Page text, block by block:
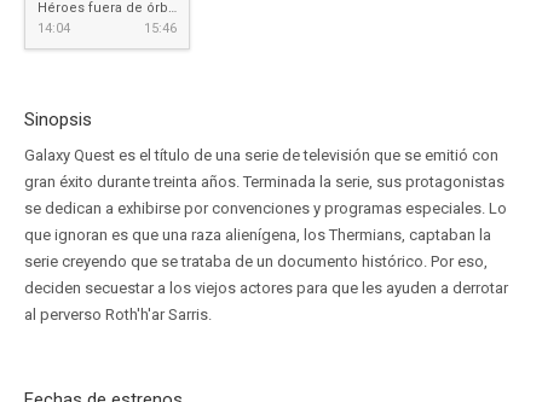
Héroes fuera de órbita
14:04
15:46
Sinopsis
Galaxy Quest es el título de una serie de televisión que se emitió con
gran éxito durante treinta años. Terminada la serie, sus protagonistas
se dedican a exhibirse por convenciones y programas especiales. Lo
que ignoran es que una raza alienígena, los Thermians, captaban la
serie creyendo que se trataba de un documento histórico. Por eso,
deciden secuestar a los viejos actores para que les ayuden a derrotar
al perverso Roth'h'ar Sarris.